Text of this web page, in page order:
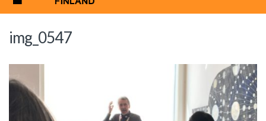
img_0547